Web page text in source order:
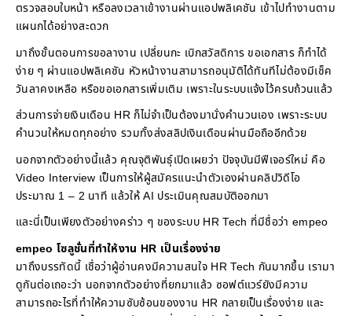
ตรวจสอบใบหน้า หรือลงเวลาเข้างานผ่านแอปพลิเคชัน เข้าไปทำงานตาม
แผนกได้อย่างสะดวก
มาถึงขั้นตอนการขอลางาน เปลี่ยนกะ เบิกสวัสดิการ ขอเอกสาร ก็ทำได้
ง่าย ๆ ผ่านแอปพลิเคชัน หัวหน้างานสามารถอนุมัติได้ทันทีไม่ต้องมีเช็ค
วันลาคงเหลือ หรือขอเอกสารเพิ่มเติม เพราะในระบบแจ้งไว้ครบถ้วนแล้ว
ส่วนการจ่ายเงินเดือน HR ก็ไม่จำเป็นต้องมานั่งคำนวนเอง เพราะระบบ
คำนวนให้หมดทุกอย่าง รวมทั้งส่งสลิปเงินเดือนผ่านมือถืออีกด้วย
นอกจากตัวอย่างนี้แล้ว คุณจุติพันธุ์เปิดเผยว่า ปัจจุบันมีฟีเจอร์ใหม่ คือ
Video Interview เป็นการให้ผู้สมัครแนะนำตัวเองผ่านคลิปวิดีโอ
ประมาณ 1 – 2 นาที แล้วให้ AI ประเมินคุณสมบัติออกมา
และนี่เป็นเพียงตัวอย่างคร่าว ๆ ของระบบ HR Tech ที่มีชื่อว่า empeo
empeo โซลูชั่นที่ทำให้งาน HR เป็นเรื่องง่าย
มาถึงบรรทัดนี้ เชื่อว่าผู้อ่านคงมีความสนใจ HR Tech กันมากขึ้น เรามา
ดูกันต่อเถอะว่า นอกจากตัวอย่างที่ยกมาแล้ว ซอฟต์แวร์ยังมีความ
สามารถอะไรที่ทำให้ความซับซ้อนของงาน HR กลายเป็นเรื่องง่าย และ